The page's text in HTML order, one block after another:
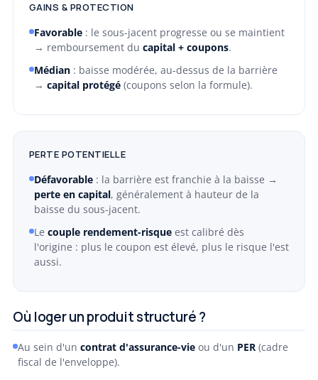
GAINS & PROTECTION
Favorable: le sous-jacent progresse ou se maintient
→ remboursement du capital + coupons.
Médian: baisse modérée, au-dessus de la barrière
→ capital protégé(coupons selon la formule).
PERTE POTENTIELLE
Défavorable: la barrière est franchie à la baisse →
perte en capital, généralement à hauteur de la
baisse du sous-jacent.
Le couple rendement-risqueest calibré dès
l'origine : plus le coupon est élevé, plus le risque l'est
aussi.
Où loger un produit structuré ?
Au sein d'un contrat d'assurance-vieou d'un PER(cadre
fiscal de l'enveloppe).